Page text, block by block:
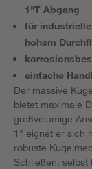
1"T Abgang
für
hohem
einfache
Der massive
bietet maximale
großvolumige
1" eignet er sich
robuste
Schließen,